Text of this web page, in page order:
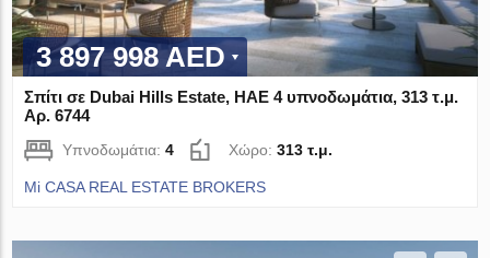
3 897 998 AED
Σπίτι σε Dubai Hills Estate, ΗΑΕ 4 υπνοδωμάτια, 313 τ.μ.
Αρ. 6744
Υπνοδωμάτια:4 Χώρο:313 τ.μ.
Mi CASA REAL ESTATE BROKERS